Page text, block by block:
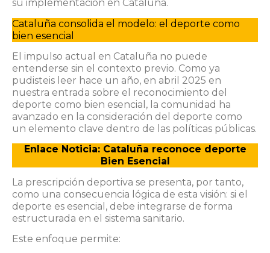
su implementación en Cataluña.
Cataluña consolida el modelo: el deporte como
bien esencial
El impulso actual en Cataluña no puede
entenderse sin el contexto previo. Como ya
pudisteis leer hace un año, en abril 2025 en
nuestra entrada sobre el reconocimiento del
deporte como bien esencial, la comunidad ha
avanzado en la consideración del deporte como
un elemento clave dentro de las políticas públicas.
Enlace Noticia: Cataluña reconoce deporte
Bien Esencial
La prescripción deportiva se presenta, por tanto,
como una consecuencia lógica de esta visión: si el
deporte es esencial, debe integrarse de forma
estructurada en el sistema sanitario.
Este enfoque permite: